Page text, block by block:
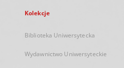
Kolekcje
Biblioteka Uniwersytecka
Wydawnictwo Uniwersyteckie